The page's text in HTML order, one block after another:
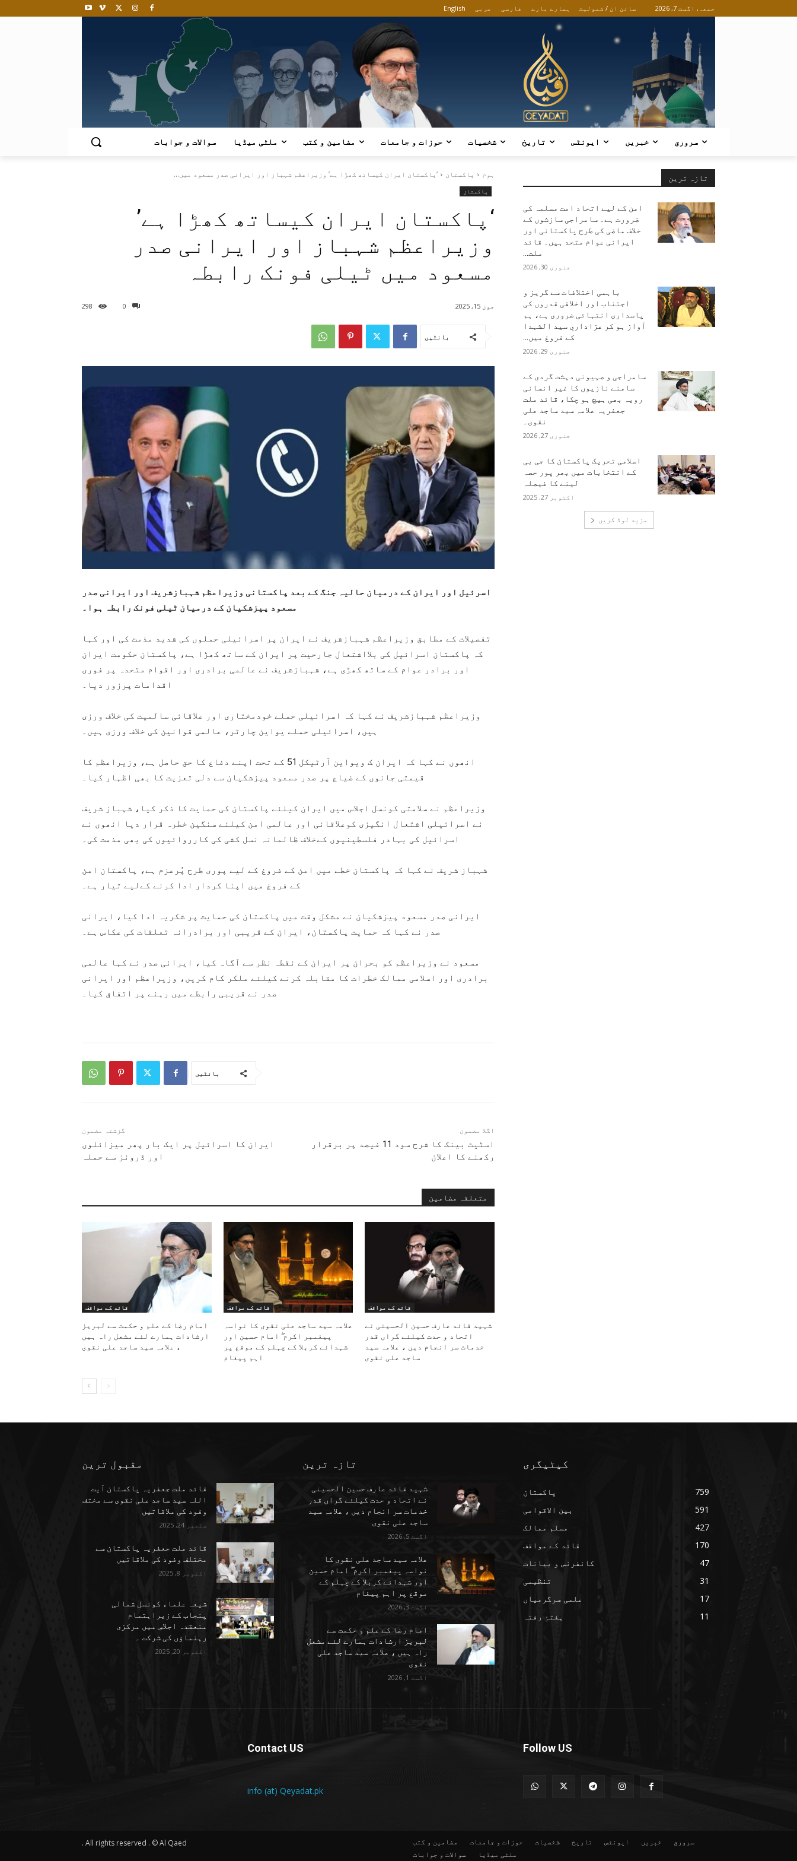
جمعہ, اگست 7, 2026 سائن ان / شمولیت English عربی فارسی ہمارے بارے
سرورق خبریں ایونٹس تاریخ شخصیات حوزات و جامعات مضامین و کتب ملٹی میڈیا سوالات و جوابات
ہوم پاکستان ‘پاکستان ایران کیساتھ کھڑا ہے’ وزیراعظم شہباز اور ایرانی صدر مسعود میں...
پاکستان
‘پاکستان ایران کیساتھ کھڑا ہے’
وزیراعظم شہباز اور ایرانی صدر
مسعود میں ٹیلی فونک رابطہ
0
298 جون 15, 2025
بانٹیں
اسرئیل اور ایران کے درمیان حالیہ جنگ کے بعد پاکستانی وزیراعظم شہبازشریف اور ایرانی صدر
مسعود پیزشکیان کے درمیان ٹیلی فونک رابطہ ہوا۔
تفصیلات کے مطابق وزیراعظم شہبازشریف نے ایران پر اسرائیلی حملوں کی شدید مذمت کی اور کہا
کہ پاکستان اسرائیل کی بلااشتعال جارحیت پر ایران کے ساتھ کھڑا ہے، پاکستان حکومت ایران
اور برادر عوام کے ساتھ کھڑی ہے، شہبازشریف نے عالمی برادری اور اقوام متحدہ پر فوری
اقدامات پرزور دیا۔
وزیراعظم شہبازشریف نے کہا کہ اسرائیلی حملے خودمختاری اور علاقائی سالمیت کی خلاف ورزی
ہیں، اسرائیلی حملے یواین چارٹر، عالمی قوانین کی خلاف ورزی ہیں۔
انھوں نے کہا کہ ایران ک ویواین آرٹیکل 51 کے تحت اپنے دفاع کا حق حاصل ہے، وزیراعظم کا
قیمتی جانوں کے ضیاع پر صدر مسعود پیزشکیان سے دلی تعزیت کا بھی اظہار کیا۔
وزیراعظم نے سلامتی کونسل اجلاس میں ایران کیلئے پاکستان کی حمایت کا ذکر کیا، شہباز شریف
نے اسرائیلی اشتعال انگیزی کوعلاقائی اور عالمی امن کیلئے سنگین خطرہ قرار دیا انھوں نے
اسرائیل کی بہادر فلسطینیوں کےخلاف ظالمانہ نسل کشی کی کارروائیوں کی بھی مذمت کی۔
شہباز شریف نے کہا کہ پاکستان خطے میں امن کے فروغ کے لیے پوری طرح پُرعزم ہے، پاکستان امن
کے فروغ میں اپنا کردار ادا کرنے کےلیے تیار ہے۔
ایرانی صدر مسعود پیزشکیان نے مشکل وقت میں پاکستان کی حمایت پر شکریہ ادا کیا، ایرانی
صدر نے کہا کہ حمایت پاکستان، ایران کے قریبی اور برادرانہ تعلقات کی عکاس ہے۔
مسعود نے وزیراعظم کو بحران پر ایران کے نقطہ نظر سے آگاہ کیا، ایرانی صدر نے کہا عالمی
برادری اور اسلامی ممالک خطرات کا مقابلہ کرنے کیلئے ملکر کام کریں، وزیراعظم اور ایرانی
صدر نے قریبی رابطے میں رہنے پر اتفاق کیا۔
بانٹیں
گزشتہ مضمون
ایران کا اسرائیل پر ایک بار پھر میزائلوں
اور ڈرونز سے حملہ
اگلا مضمون
اسٹیٹ بینک کا شرح سود 11 فیصد پر برقرار
رکھنے کا اعلان
متعلقہ مضامین
قائد کے مواقف
شہید قائد عارف حسین الحسینی نے
اتحاد و حدت کیلئے گراں قدر
خدمات سر انجام دیں ، علامہ سید
ساجد علی نقوی
قائد کے مواقف
علامہ سید ساجد علی نقوی کا نواسہ
پیغمبر اکرم ۖ امام حسین اور
شہدائے کربلا کے چہلم کے موقع پر
اہم پیغام
قائد کے مواقف
امام رضا کے علم و حکمت سے لبریز
ارشادات ہمارے لئے مشعل راہ ہیں
، علامہ سید ساجد علی نقوی
تازہ ترین
امن کے لیے اتحاد امت مسلمہ کی
ضرورت ہے۔ سامراجی سازشوں کے
خلاف ماضی کی طرح پاکستانی اور
ایرانی عوام متحد ہیں۔ قائد
ملت...
جنوری 30, 2026
باہمی اختلافات سے گریز و
اجتناب اور اخلاقی قدروں کی
پاسداری انتہائی ضروری ہے، ہم
آواز ہو کر عزاداریِ سید الشہدا
کے فروغ میں...
جنوری 29, 2026
سامراجی و صہیونی دہشت گردی کے
سامنے نازیوں کا غیر انسانی
رویہ بھی ہیچ ہو چکا، قائد ملت
جعفریہ علامہ سید ساجد علی
نقوی۔
جنوری 27, 2026
اسلامی تحریک پاکستان کا جی بی
کے انتخابات میں بھر پور حصہ
لینے کا فیصلہ
اکتوبر 27, 2025
مزید لوڈ کریں
مقبول ترین
قائد ملت جعفریہ پاکستان آیت
اللہ سید ساجد علی نقوی سے مختف
وفود کی ملاقاتیں
ستمبر 24, 2025
قائد ملت جعفریہ پاکستان سے
مختلف وفود کی ملاقاتیں
اکتوبر 8, 2025
شیعہ علماء کونسل شمالی
پنجاب کے زیراہتمام
منعقدہ اجلاسِ میں مرکزی
رہنماؤں کی شرکت ۔
اکتوبر 20, 2025
تازہ ترین
شہید قائد عارف حسین الحسینی
نے اتحاد و حدت کیلئے گراں قدر
خدمات سر انجام دیں ، علامہ سید
ساجد علی نقوی
اگست 5, 2026
علامہ سید ساجد علی نقوی کا
نواسہ پیغمبر اکرم ۖ امام حسین
اور شہدائے کربلا کے چہلم کے
موقع پر اہم پیغام
اگست 3, 2026
امام رضا کے علم و حکمت سے
لبریز ارشادات ہمارے لئے مشعل
راہ ہیں ، علامہ سید ساجد علی
نقوی
اگست 1, 2026
کیٹیگری
پاکستان
759
بین الاقوامی
591
مسلم ممالک
427
قائد کے مواقف
170
کانفرنس و بیانات
47
تنظیمی
31
علمی سرگرمیاں
17
ہفتۂِ رفتہ
11
Contact US
info (at) Qeyadat.pk
Follow US
All rights reserved . © Al Qaed . سرورق خبریں ایونٹس تاریخ شخصیات حوزات و جامعات
مضامین و کتب
ملٹی میڈیا
سوالات و جوابات